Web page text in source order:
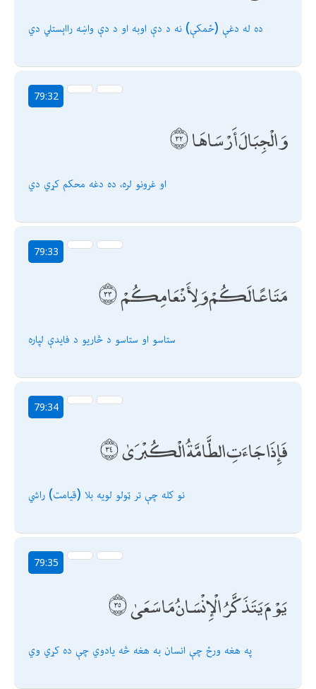
ده له دغې (ځمكې) نه د دې اوبه او د دې واښه رااېستلي دي
79:32
وَالْجِبَالَ أَرْسَاهَا
او غرونو لره، ده دغه محكم كړي دي
79:33
مَتَاعًا لَكُمْ وَلِأَنْعَامِكُمْ
ستاسو او ستاسو د څاریو د فايدې لپاره
79:34
فَإِذَا جَاءَتِ الطَّامَّةُ الْكُبْرَىٰ
نو كله چې تر ټولو لویه بلا (قیامت) راشي
79:35
يَوْمَ يَتَذَكَّرُ الْإِنْسَانُ مَا سَعَىٰ
په هغه ورځ چې انسان به هغه څه یادوي چې ده كړي وي